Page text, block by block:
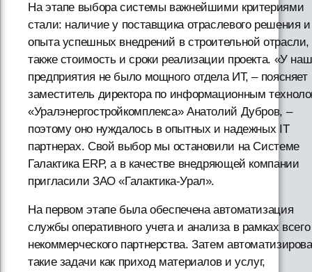
На этапе выбора системы важнейшими критериями
стали: наличие у поставщика отраслевого решения и
опыта успешных внедрений в строительной отрасли,
также стоимость и сроки реализации проекта. «У
предприятия не было мощного отдела ИТ, – поясняет
заместитель директора по информационным
«Уралэнергостройкомплекса» Анатолий Дубров, –
поэтому оно нуждалось в опытных и надежных IT
партнерах. Свой выбор мы остановили на Системе
Галактика ERP, а в качестве внедряющей компании
пригласили ЗАО «Галактика-Урал».
На первом этапе была обеспечена автоматизация
службы оперативного учета и анализа в рамках всего
некоммерческого партнерства. Затем
такие задачи как приход материалов и услуг,